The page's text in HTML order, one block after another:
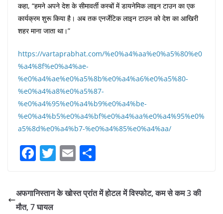
कहा, “हमने अपने देश के सीमावर्ती कस्बों में डायनेमिक लाइन टाउन का एक
कार्यक्रम शुरू किया है। अब तक एनर्जेटिक लाइन टाउन को देश का आखिरी
शहर माना जाता था।”
https://vartaprabhat.com/%e0%a4%aa%e0%a5%80%e0
%a4%8f%e0%a4%ae-
%e0%a4%ae%e0%a5%8b%e0%a4%a6%e0%a5%80-
%e0%a4%a8%e0%a5%87-
%e0%a4%95%e0%a4%b9%e0%a4%be-
%e0%a4%b5%e0%a4%bf%e0%a4%aa%e0%a4%95%e0%
a5%8d%e0%a4%b7-%e0%a4%85%e0%a4%aa/
F
c
e
T
itt
er
E
ai
l
ar
e
अफगानिस्तान के खोस्त प्रांत में होटल में विस्फोट, कम से कम 3 की
मौत, 7 घायल